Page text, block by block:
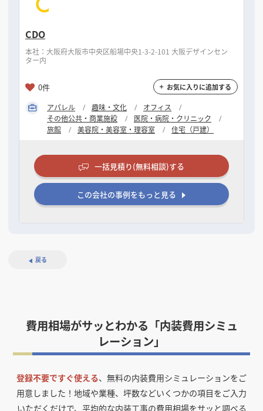
CDO
本社：大阪府大阪市中央区船場中央1-3-2-101 大阪デザインセン
ター内
0件 お気に入りに追加する
アパレル 趣味・文化
オフィス
その他公共・商業施設
医院・病院・クリニック
旅館
美容院・美容室・理容室 住宅（戸建）
一括見積り(無料相談)する
この会社の事例をもっと見る
戻る
費用相場がサッとわかる「内装費用シミュ
レーション」
登録不要ですぐ使える、無料の内装費用シミュレーションをご
用意しました！ 地域や業種、坪数などいくつかの項目をご入力
いただくだけで、平均的な内装工事の費用相場をサッと調べる